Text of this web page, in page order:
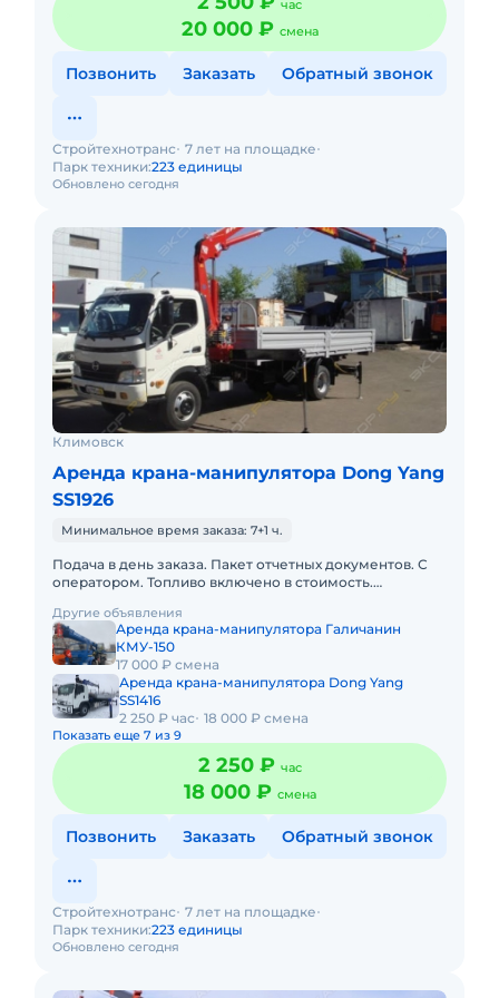
час
20 000 ₽ смена
Позвонить Заказать Обратный звонок
Обновлено сегодня
Стройтехнотранс 7 лет на площадке
Парк техники:223 единицы
Климовск
Аренда крана-манипулятора Dong Yang
SS1926
Минимальное время заказа: 7+1 ч.
Подача в день заказа. Пакет отчетных документов. С
оператором. Топливо включено в стоимость.
с малой наработк
Другие объявления
Аренда крана-манипулятора Галичанин
КМУ-150
17 000 ₽ смена
Аренда крана-манипулятора Dong Yang
SS1416
2 250 ₽ час 18 000 ₽ смена
Показать еще 7 из 9
2 250 ₽ час
18 000 ₽ смена
Позвонить Заказать Обратный звонок
Обновлено сегодня
Стройтехнотранс 7 лет на площадке
Парк техники:223 единицы